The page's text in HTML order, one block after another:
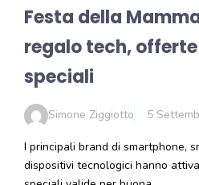
Festa della
regalo tech,
speciali
Simone Ziggiotto 5
I principali brand di smartphone,
dispositivi tecnologici hanno